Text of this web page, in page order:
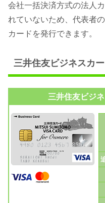
会社一括決済方式の法人
れていないため、代表者
カードを発行できます。
三井住友ビジネスカ
三井住友ビジ